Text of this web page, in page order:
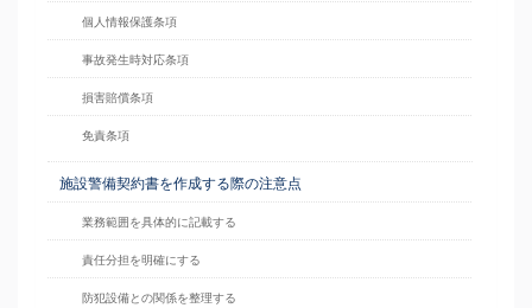
個人情報保護条項
事故発生時対応条項
損害賠償条項
免責条項
施設警備契約書を作成する際の注意点
業務範囲を具体的に記載する
責任分担を明確にする
防犯設備との関係を整理する